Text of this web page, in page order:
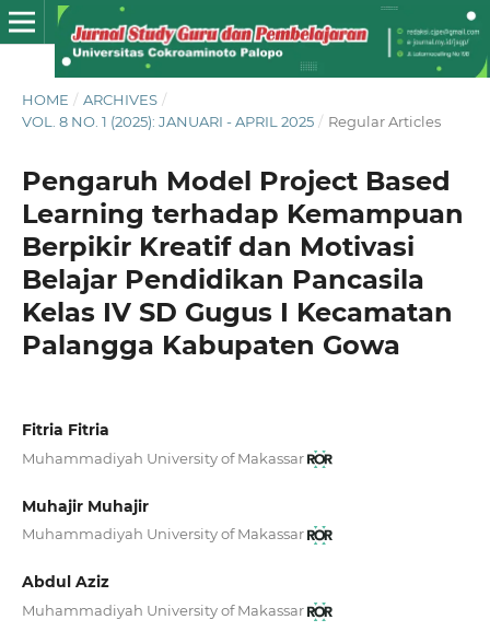
HOME / ARCHIVES /
VOL. 8 NO. 1 (2025): JANUARI - APRIL 2025 / Regular Articles
Pengaruh Model Project Based
Learning terhadap Kemampuan
Berpikir Kreatif dan Motivasi
Belajar Pendidikan Pancasila
Kelas IV SD Gugus I Kecamatan
Palangga Kabupaten Gowa
Fitria Fitria
Muhammadiyah University of Makassar
Muhajir Muhajir
Muhammadiyah University of Makassar
Abdul Aziz
Muhammadiyah University of Makassar